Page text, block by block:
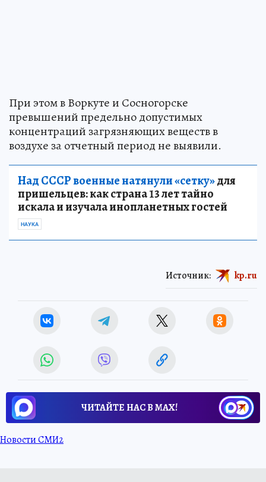
При этом в Воркуте и Сосногорске
превышений предельно допустимых
концентраций загрязняющих веществ в
воздухе за отчетный период не выявили.
Над СССР военные натянули «сетку»для
пришельцев: как страна 13 лет тайно
искала и изучала инопланетных гостей
НАУКА
Источник: kp.ru
ЧИТАЙТЕ НАС В МАХ!
Новости СМИ2